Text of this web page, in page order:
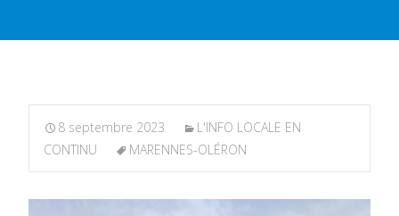
8 septembre 2023
L'INFO LOCALE EN
CONTINU
MARENNES-OLÉRON